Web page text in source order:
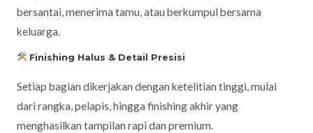
bersantai, menerima tamu, atau berkumpul bersama
keluarga.
Finishing Halus & Detail Presisi
Setiap bagian dikerjakan dengan ketelitian tinggi, mulai
dari rangka, pelapis, hingga finishing akhir yang
menghasilkan tampilan rapi dan premium.